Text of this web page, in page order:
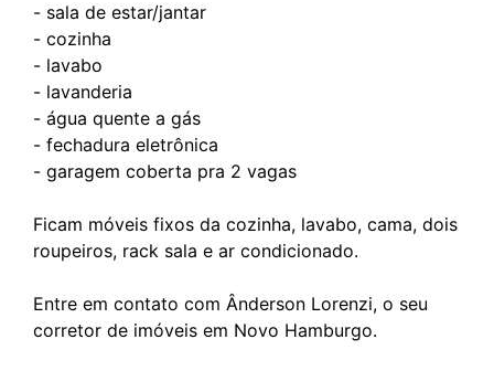
- sala de estar/jantar
- cozinha
- lavabo
- lavanderia
- água quente a gás
- fechadura eletrônica
- garagem coberta pra 2 vagas
Ficam móveis fixos da cozinha, lavabo, cama, dois
roupeiros, rack sala e ar condicionado.
Entre em contato com Ânderson Lorenzi, o seu
corretor de imóveis em Novo Hamburgo.